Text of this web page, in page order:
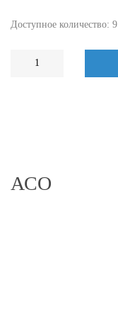
Доступное количество: 9
АСО